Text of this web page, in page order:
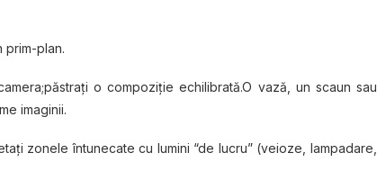
prim-plan.
o compoziție echilibrată.O vază, un scaun sau
imaginii.
zonele întunecate cu lumini “de lucru” (veioze, lampadare,